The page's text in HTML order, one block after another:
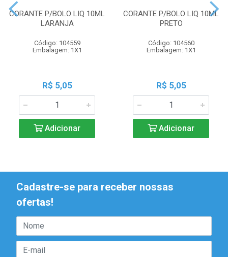
CORANTE P/BOLO LIQ 10ML
LARANJA
Código: 104559
Embalagem: 1X1
R$ 5,05
Adicionar
CORANTE P/BOLO LIQ 10ML
PRETO
Código: 104560
Embalagem: 1X1
R$ 5,05
Adicionar
Cadastre-se para receber nossas
ofertas!